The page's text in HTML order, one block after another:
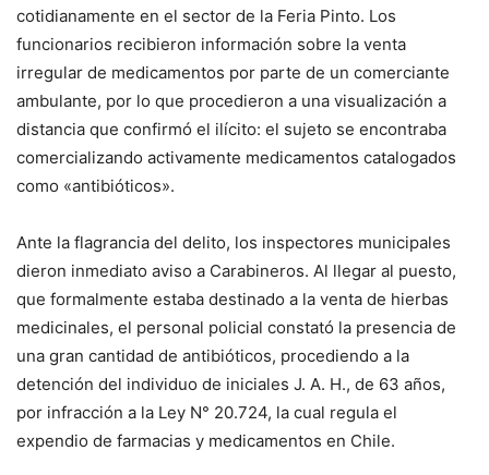
cotidianamente en el sector de la Feria Pinto. Los
funcionarios recibieron información sobre la venta
irregular de medicamentos por parte de un comerciante
ambulante, por lo que procedieron a una visualización a
distancia que confirmó el ilícito: el sujeto se encontraba
comercializando activamente medicamentos catalogados
como «antibióticos».
Ante la flagrancia del delito, los inspectores municipales
dieron inmediato aviso a Carabineros. Al llegar al puesto,
que formalmente estaba destinado a la venta de hierbas
medicinales, el personal policial constató la presencia de
una gran cantidad de antibióticos, procediendo a la
detención del individuo de iniciales J. A. H., de 63 años,
por infracción a la Ley N° 20.724, la cual regula el
expendio de farmacias y medicamentos en Chile.